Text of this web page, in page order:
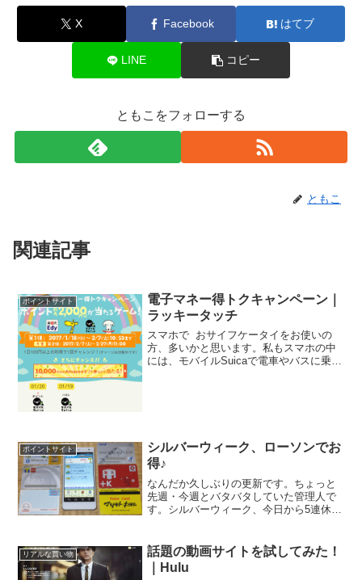
X Facebook はてブ
LINE コピー
ともこをフォローする
ともこ
関連記事
ポイントサイト
電子マネー得トクキャンペーン｜
ラッキータッチ
スマホで おサイフケータイをお使いの
方、多いかと思います。私もスマホの中
には、モバイルSuicaで電車やバスに乗っ
ポイントサイト
シルバーウィーク、ローソンでお
得♪
なんだか久しぶりの更新です。ちょっと
先週・今週とバタバタしていた管理人で
す。シルバーウィーク、今日から5連休な
まして、9連休です 連休って、コンビニ
でお得なキャンペ...
リアルな買い物
話題の動画サイトを試してみた！
｜Hulu